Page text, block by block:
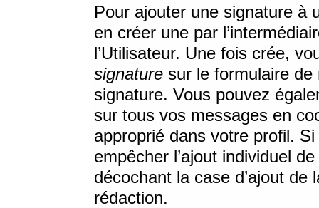
Pour ajouter une signature à
en créer une par
l’Utilisateur. Une fois crée,
signature sur le formulaire de
signature. Vous pouvez
sur tous vos messages en
approprié dans votre profil.
empêcher l’ajout individuel
décochant la case d’ajout
rédaction.